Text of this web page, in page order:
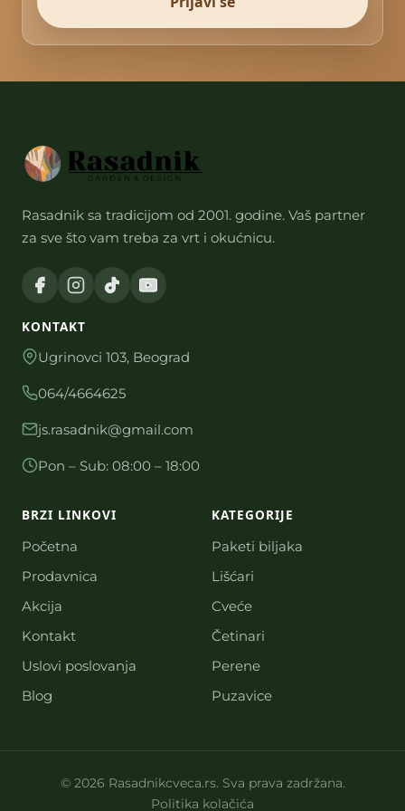
Rasadnik sa tradicijom od 2001. godine. Vaš partner
za sve što vam treba za vrt i okućnicu.
BRZI LINKOVI
Početna
Prodavnica
Akcija
Kontakt
Uslovi poslovanja
Blog
KATEGORIJE
Paketi biljaka
Lišćari
Cveće
Četinari
Perene
Puzavice
KONTAKT
Ugrinovci 103, Beograd
064/4664625
js.rasadnik@gmail.com
Pon – Sub: 08:00 – 18:00
© 2026 Rasadnikcveca.rs. Sva prava zadržana.
Politika kolačića